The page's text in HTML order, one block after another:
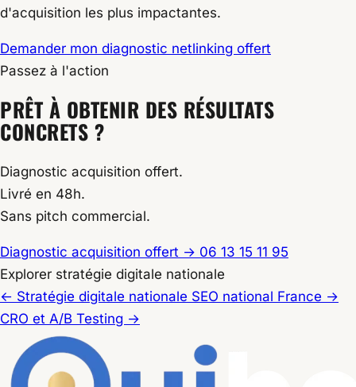
d'acquisition les plus impactantes.
Demander mon diagnostic netlinking offert
Passez à l'action
PRÊT À OBTENIR DES RÉSULTATS
CONCRETS ?
Diagnostic acquisition offert.
Livré en 48h.
Sans pitch commercial.
Diagnostic acquisition offert → 06 13 15 11 95
Explorer stratégie digitale nationale
← Stratégie digitale nationale SEO national France →
CRO et A/B Testing →